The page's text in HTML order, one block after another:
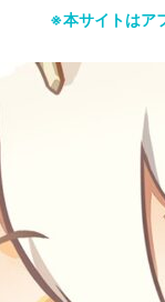
※本サイトはア